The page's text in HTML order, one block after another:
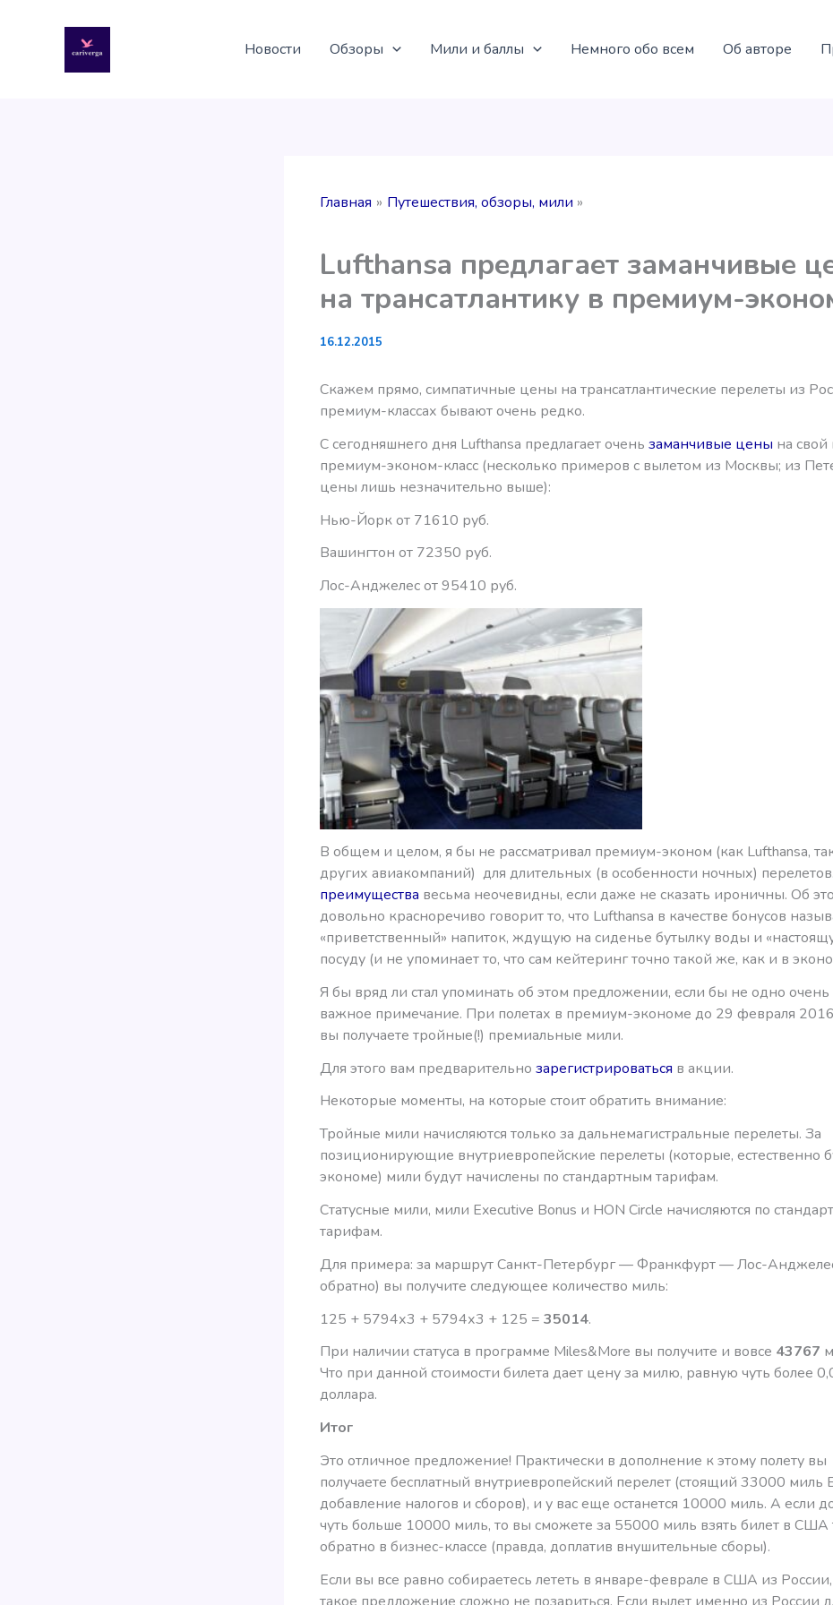
содержимому
Новости Обзоры Мили и баллы Немного обо всем Об авторе
Главная Путешествия, обзоры, мили
Lufthansa предлагает заманчивые
на трансатлантику в премиум-
16.12.2015
Скажем прямо, симпатичные цены на трансатлантические перелеты из
премиум-классах бывают очень редко.
С сегодняшнего дня Lufthansa предлагает очень заманчивые цены на
премиум-эконом-класс (несколько примеров с вылетом из Москвы; из
цены лишь незначительно выше):
Нью-Йорк от 71610 руб.
Вашингтон от 72350 руб.
Лос-Анджелес от 95410 руб.
В общем и целом, я бы не рассматривал премиум-эконом (как Lufthansa,
других авиакомпаний) для длительных (в особенности ночных)
преимущества весьма неочевидны, если даже не сказать ироничны. Об
довольно красноречиво говорит то, что Lufthansa в качестве бонусов
«приветственный» напиток, ждущую на сиденье бутылку воды и
посуду (и не упоминает то, что сам кейтеринг точно такой же, как и в
Я бы вряд ли стал упоминать об этом предложении, если бы не одно очень
важное примечание. При полетах в премиум-экономе до 29 февраля
вы получаете тройные(!) премиальные мили.
Для этого вам предварительно зарегистрироваться в акции.
Некоторые моменты, на которые стоит обратить внимание:
Тройные мили начисляются только за дальнемагистральные перелеты. За
позиционирующие внутриевропейские перелеты (которые, естественно
экономе) мили будут начислены по стандартным тарифам.
Статусные мили, мили Executive Bonus и HON Circle начисляются по
тарифам.
Для примера: за маршрут Санкт-Петербург — Франкфурт — Лос-
обратно) вы получите следующее количество миль:
125 + 5794х3 + 5794х3 + 125 = 35014.
При наличии статуса в программе Miles&More вы получите и вовсе 43767
Что при данной стоимости билета дает цену за милю, равную чуть более
доллара.
Итог
Это отличное предложение! Практически в дополнение к этому полету вы
получаете бесплатный внутриевропейский перелет (стоящий 33000 миль
добавление налогов и сборов), и у вас еще останется 10000 миль. А если
чуть больше 10000 миль, то вы сможете за 55000 миль взять билет в США
обратно в бизнес-классе (правда, доплатив внушительные сборы).
Если вы все равно собираетесь лететь в январе-феврале в США из